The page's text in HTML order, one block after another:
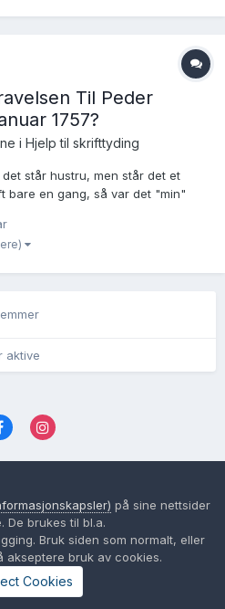
Til Peder
1757?
i Hjelp til skrifttyding
står hustru, men står det et
bare en gang, så var det "min"
sidevisning:
P...
aktive
Invision Community på sine nettsider
De brukes til bl.a.
Bruk siden som normalt, eller
akseptere bruk av cookies.
Cookies